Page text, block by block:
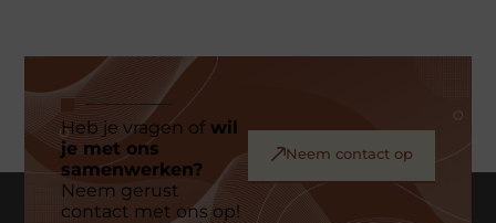
Heb je vragen ofwil
je met ons
samenwerken?
Neem gerust
contact met ons op!
Neem contact op